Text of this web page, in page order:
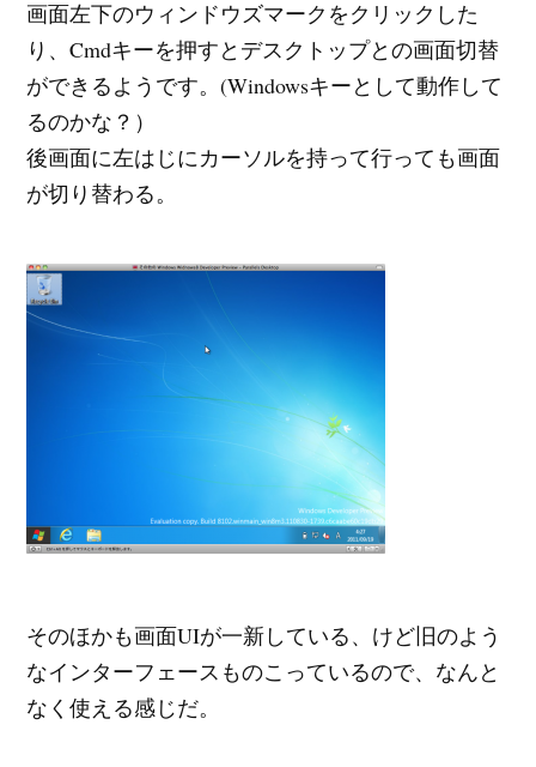
画面左下のウィンドウズマークをクリックした
り、Cmdキーを押すとデスクトップとの画面切替
ができるようです。(Windowsキーとして動作して
るのかな？）
後画面に左はじにカーソルを持って行っても画面
が切り替わる。
そのほかも画面UIが一新している、けど旧のよう
なインターフェースものこっているので、なんと
なく使える感じだ。